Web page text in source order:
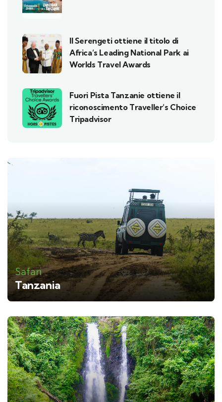
Il Serengeti ottiene il titolo di
Africa’s Leading National Park ai
Worlds Travel Awards
Fuori Pista Tanzanie ottiene il
riconoscimento Traveller’s Choice
Tripadvisor
Safari
Tanzania